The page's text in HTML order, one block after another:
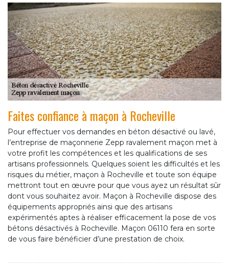
Faites confiance à maçon à Rocheville
Pour effectuer vos demandes en béton désactivé ou lavé,
l’entreprise de maçonnerie Zepp ravalement maçon met à
votre profit les compétences et les qualifications de ses
artisans professionnels. Quelques soient les difficultés et les
risques du métier, maçon à Rocheville et toute son équipe
mettront tout en œuvre pour que vous ayez un résultat sûr
dont vous souhaitez avoir. Maçon à Rocheville dispose des
équipements appropriés ainsi que des artisans
expérimentés aptes à réaliser efficacement la pose de vos
bétons désactivés à Rocheville. Maçon 06110 fera en sorte
de vous faire bénéficier d’une prestation de choix.